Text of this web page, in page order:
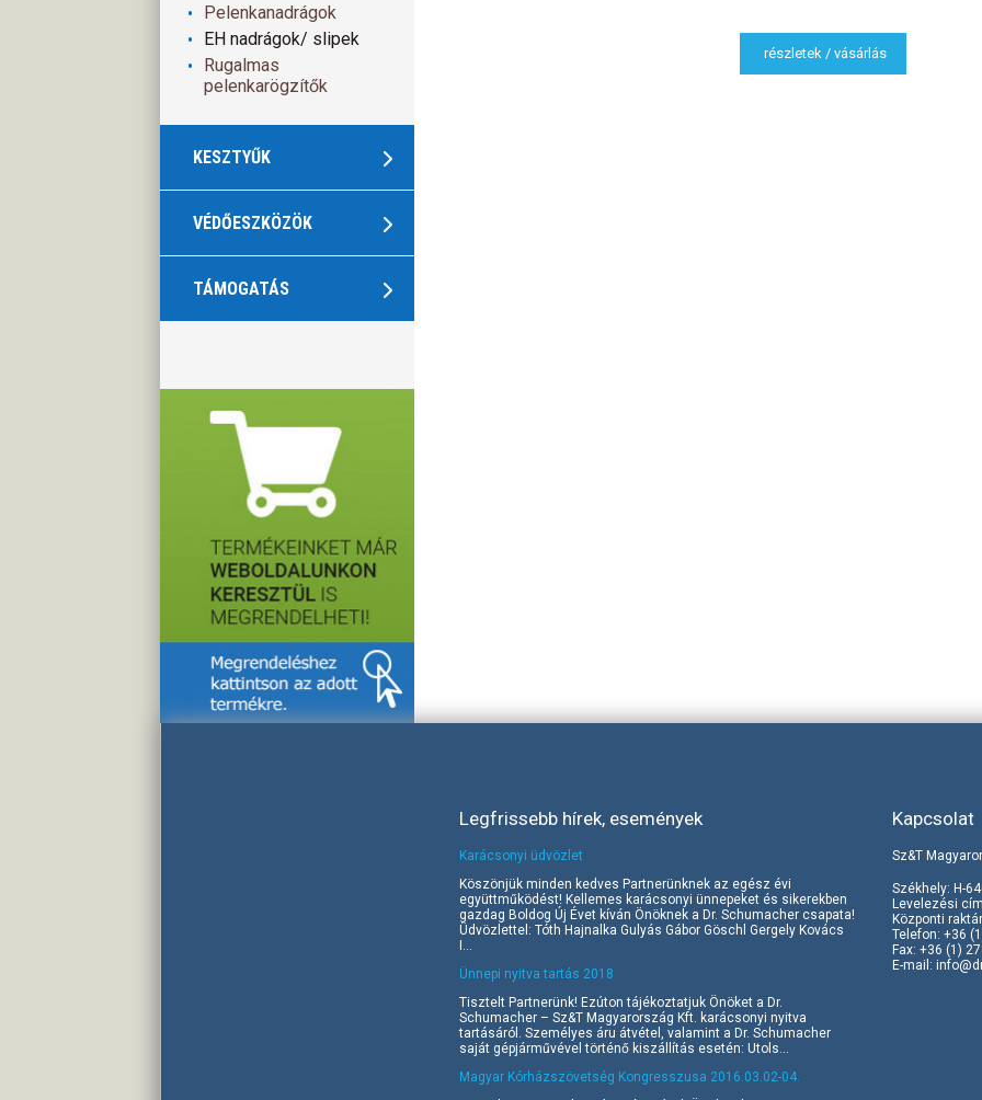
Pelenkanadrágok
EH nadrágok/ slipek
Rugalmas
pelenkarögzítők
KESZTYŰK
VÉDŐESZKÖZÖK
TÁMOGATÁS
részletek / vásárlás
Legfrissebb hírek, események
Karácsonyi üdvözlet
Köszönjük minden kedves Partnerünknek az egész évi
együttműködést! Kellemes karácsonyi ünnepeket és sikerekben
gazdag Boldog Új Évet kíván Önöknek a Dr. Schumacher csapata!
Üdvözlettel: Tóth Hajnalka Gulyás Gábor Göschl Gergely Kovács
I...
Ünnepi nyitva tartás 2018
Tisztelt Partnerünk! Ezúton tájékoztatjuk Önöket a Dr.
Schumacher – Sz&T Magyarország Kft. karácsonyi nyitva
tartásáról. Személyes áru átvétel, valamint a Dr. Schumacher
saját gépjárművével történő kiszállítás esetén: Utols...
Magyar Kórházszövetség Kongresszusa 2016.03.02-04.
Kapcsolat
Sz&T
Székhely: H-
Levelezési
Központi
Telefon: +36
Fax: +36 (1)
E-mail: